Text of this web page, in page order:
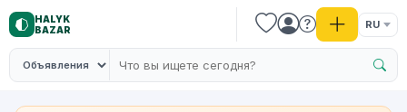
HALYK
BAZAR
RU